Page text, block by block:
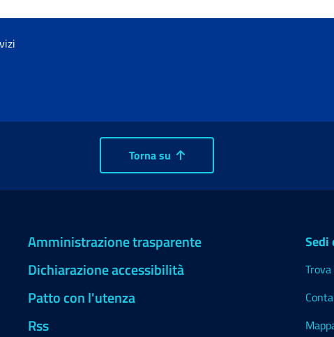
Torna su
Amministrazione trasparente
Dichiarazione accessibilità
Patto con l'utenza
Rss
Sedi